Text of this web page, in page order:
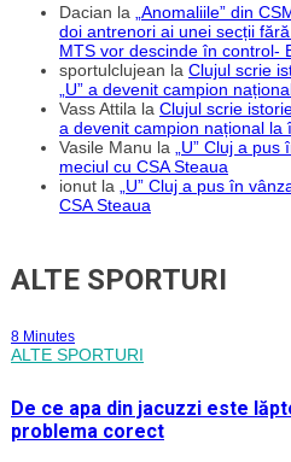
Dacian la
„Anomaliile” din
doi antrenori ai unei secții
MTS vor descinde în control-
sportulclujean la Clujul scrie
„U” a devenit campion
Vass Attila la Clujul scrie
a devenit campion național la
Vasile Manu la
„U” Cluj a
meciul cu CSA Steaua
ionut la
„U” Cluj a pus în
CSA Steaua
ALTE SPORTURI
8 Minutes
ALTE SPORTURI
De ce apa din jacuzzi este
problema corect